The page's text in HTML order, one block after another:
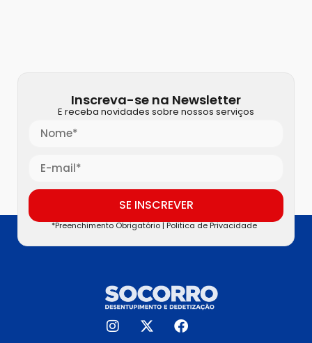
Inscreva-se na Newsletter
E receba novidades sobre nossos serviços
SE INSCREVER
*Preenchimento Obrigatório |Politica de Privacidade